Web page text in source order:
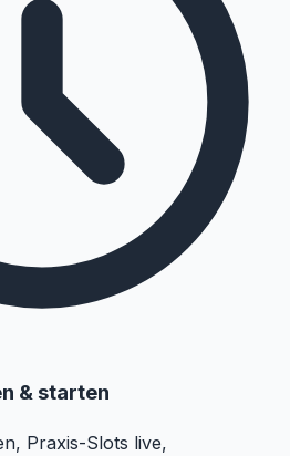
& starten
Praxis-Slots live,